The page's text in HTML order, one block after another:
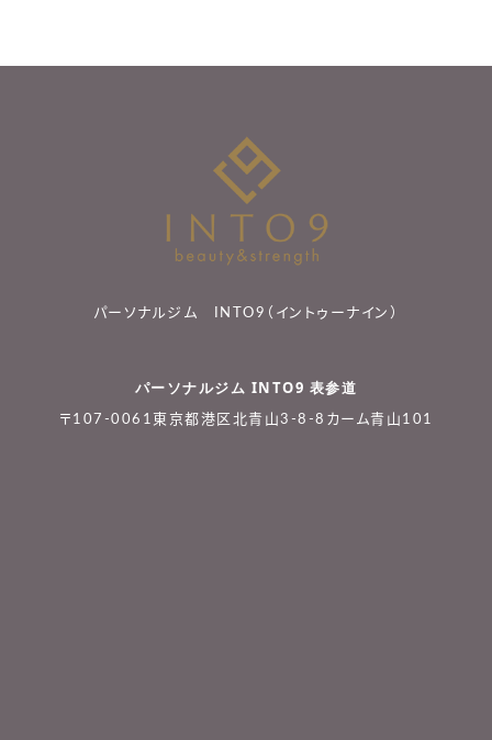
パーソナルジム INTO9（イントゥーナイン）
パーソナルジム INTO9 表参道
〒107-0061東京都港区北青山3-8-8カーム青山101